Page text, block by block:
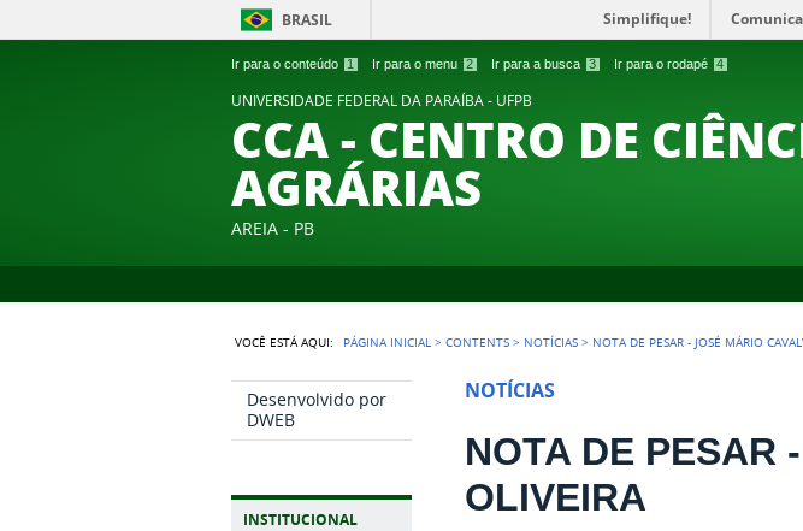
Ir para o conteúdo 1 Ir para o menu 2 Ir para a busca 3 Ir para o rodapé 4
BRASIL Simplifique!
UNIVERSIDADE FEDERAL DA PARAÍBA - UFPB
CCA - CENTRO DE
AGRÁRIAS
AREIA - PB
VOCÊ ESTÁ AQUI: PÁGINA INICIAL >CONTENTS > NOTÍCIAS > NOTA DE PESAR - JOSÉ MÁRIO
Desenvolvido por
DWEB
INSTITUCIONAL
NOTÍCIAS
NOTA DE PESAR
OLIVEIRA